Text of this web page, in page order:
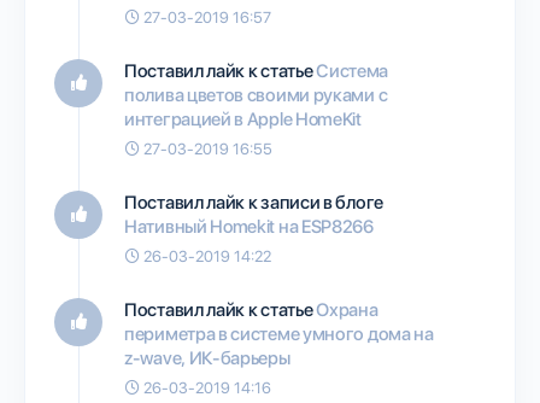
27-03-2019 16:57
Поставил лайк к статьеСистема
полива цветов своими руками с
интеграцией в Apple HomeKit
27-03-2019 16:55
Поставил лайк к записи в блоге
Нативный Homekit на ESP8266
26-03-2019 14:22
Поставил лайк к статьеОхрана
периметра в системе умного дома на
z-wave, ИК-барьеры
26-03-2019 14:16